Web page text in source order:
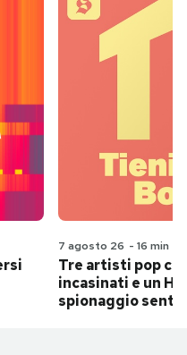
7 agosto 26 - 16 min
Tre artisti pop
incasinati e un
spionaggio